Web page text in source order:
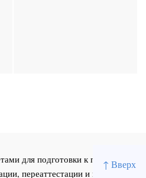
↑ Вверх
для подготовки к первичной
переаттестации и повышения